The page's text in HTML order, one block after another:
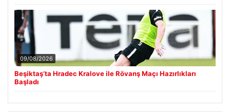
09/08/2026
Beşiktaş’ta Hradec Kralove ile Rövanş Maçı Hazırlıkları
Başladı